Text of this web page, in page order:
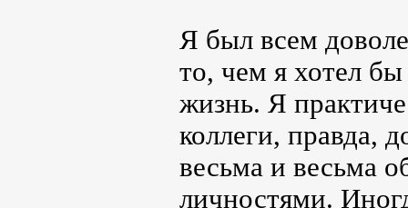
Я был всем
то, чем я хотел
жизнь. Я
коллеги, правда,
весьма и весьма
личностями.